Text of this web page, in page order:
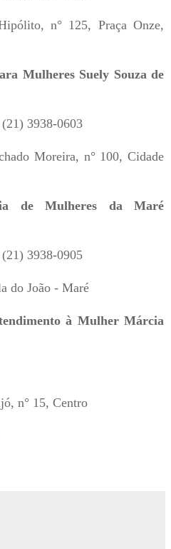
n° 125, Praça Onze,
Mulheres Suely Souza de
3938-0603
Moreira, n° 100, Cidade
de Mulheres da Maré
3938-0905
do João - Maré
à Mulher Márcia
n° 15, Centro